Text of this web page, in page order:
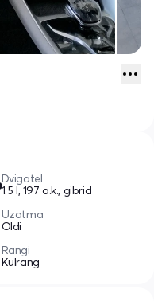
Dvigatel
1.5 l, 197 o.k., gibrid
Uzatma
Oldi
Rangi
Kulrang